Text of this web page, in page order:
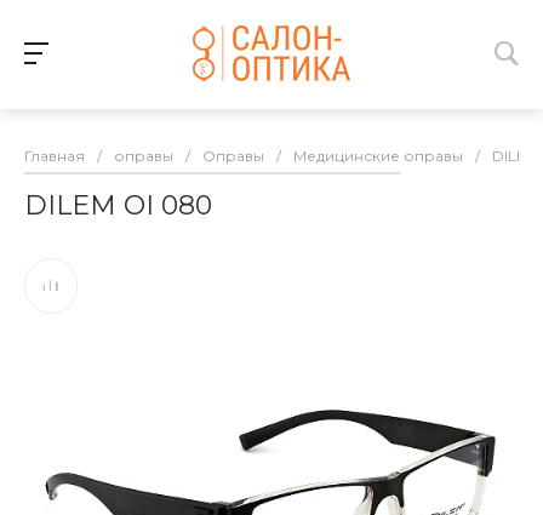
Главная / оправы / Оправы / Медицинские оправы / DILEM
DILEM OI 080